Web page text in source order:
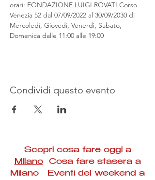
orari: FONDAZIONE LUIGI ROVATI Corso
Venezia 52 dal 07/09/2022 al 30/09/2030 di
Mercoledì, Giovedì, Venerdì, Sabato,
Domenica dalle 11:00 alle 19:00
Condividi questo evento
Scopri cosa fare oggi a
MilanoCosa fare stasera a
Milano Eventi del weekend a